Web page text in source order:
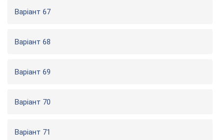
Варіант 67
Варіант 68
Варіант 69
Варіант 70
Варіант 71